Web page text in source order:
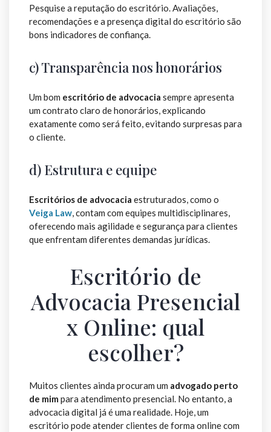
Pesquise a reputação do escritório. Avaliações,
recomendações e a presença digital do escritório são
bons indicadores de confiança.
c) Transparência nos honorários
Um bom escritório de advocacia sempre apresenta
um contrato claro de honorários, explicando
exatamente como será feito, evitando surpresas para
o cliente.
d) Estrutura e equipe
Escritórios de advocacia estruturados, como o
Veiga Law, contam com equipes multidisciplinares,
oferecendo mais agilidade e segurança para clientes
que enfrentam diferentes demandas jurídicas.
Escritório de
Advocacia Presencial
x Online: qual
escolher?
Muitos clientes ainda procuram um advogado perto
de mim para atendimento presencial. No entanto, a
advocacia digital já é uma realidade. Hoje, um
escritório pode atender clientes de forma online com